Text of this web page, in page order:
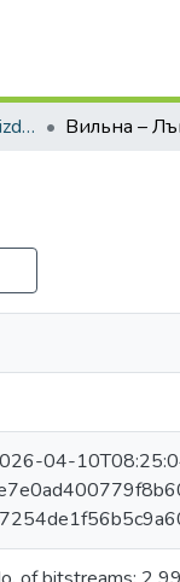
Vilnius. Bendri miesto vaizdai : miesto ir jo apylinkių fotografinių atvirukų rinkinys
04-